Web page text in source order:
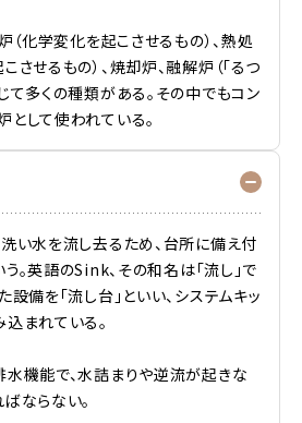
（化学変化を起こさせるもの）、熱処
させるもの）、焼却炉、融解炉（「るつ
て多くの種類がある。その中でもコン
して使われている。
い水を流し去るため、台所に備え付
。英語のSink、その和名は「流し」で
設備を「流し台」といい、システムキッ
まれている。
機能で、水詰まりや逆流が起きな
ならない。